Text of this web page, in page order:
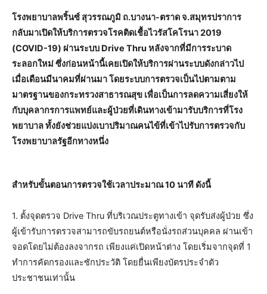
โรงพยาบาลพริ้นซ์ สุวรรณภูมิ ถ.บางนา-ตราด จ.สมุทรปราการ
กลับมาเปิดให้บริการตรวจโรคติดเชื้อไวรัสโคโรนา 2019
(COVID-19) ผ่านระบบ Drive Thru หลังจากที่มีการระบาด
ระลอกใหม่ ซึ่งก่อนหน้านี้เคยเปิดให้บริการผ่านระบบดังกล่าวไป
เมื่อเดือนมีนาคมที่ผ่านมา โดยระบบการตรวจเป็นไปตามตาม
มาตรฐานของกระทรวงสาธารณสุข เพื่อเป็นการลดความเสี่ยงให้
กับบุคลากรการแพทย์และผู้ป่วยที่เดินทางเข้ามารับบริการที่โรง
พยาบาล ทั้งยังช่วยแบ่งเบาปริมาณคนไข้ที่เข้าไปรับการตรวจกับ
โรงพยาบาลรัฐอีกทางหนึ่ง
สำหรับขั้นตอนการตรวจใช้เวลาประมาณ 10 นาที ดังนี้
1. ตั้งจุดตรวจ Drive Thru ที่บริเวณประตูทางเข้า จุดรับส่งผู้ป่วย ซึ่ง
ผู้เข้ารับการตรวจสามารถขับรถยนต์หรือนั่งรถส่วนบุคคล ผ่านเข้า
จอดโดยไม่ต้องลงจากรถ เพียงแค่เปิดหน้าต่าง โดยเริ่มจากจุดที่ 1
ทำการคัดกรองและซักประวัติ โดยยื่นเพียงบัตรประจำตัว
ประชาชนเท่านั้น